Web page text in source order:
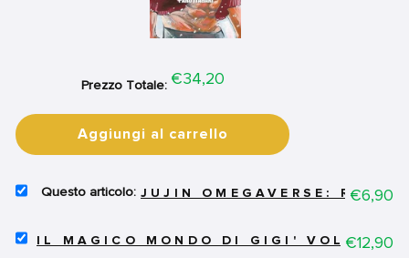
Prezzo Totale: Price
€34,20
Aggiungi al carrello
SELECT
REMNANT
JUJIN OMEGAVERSE: Price
€6,90
SELECT
IL MAGICO MONDO DI GIGI' VOL.2 -
Price
€12,90